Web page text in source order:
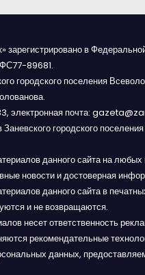
зарегистрировано в
89681.
городского поселения
электронная почта:
городского поселения
данного сайта на
новости и достоверная
данного сайта в
и не возвращаются.
несет ответственность
рекомендательные
данных,